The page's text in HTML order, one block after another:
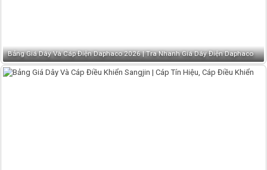
Bảng Giá Dây Và Cáp Điện Daphaco 2026 | Tra Nhanh Giá Dây Điện Daphaco